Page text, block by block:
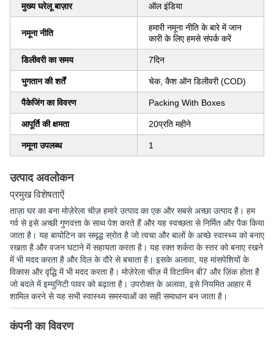
मुख्य घरेलू बाज़ार ऑल इंडिया
नमूना नीति
हमारी नमूना नीति के बारे में जान
कारी के लिए हमसे संपर्क करें
डिलीवरी का समय 7दिन
भुगतान की शर्तें चेक, कैश ऑन डिलीवरी (COD)
पैकेजिंग का विवरण Packing With Boxes
आपूर्ति की क्षमता 20प्रति महीने
नमूना उपलब्ध 1
उत्पाद अवलोकन
प्रमुख विशेषताऐं
ताज़ा घर का बना मोज़ेरेला चीज़ हमारे उत्पाद का एक और सबसे अच्छा उत्पाद है। हम
गर्व से इसे अच्छी गुणवत्ता के साथ पेश करते हैं और यह स्वच्छता से निर्मित और पैक किया
जाता है। यह बायोटिन का समृद्ध स्रोत है जो त्वचा और बालों के अच्छे स्वास्थ्य को बनाए
रखता है और वजन घटाने में सहायता करता है। यह रक्त शर्करा के स्तर को बनाए रखने
में भी मदद करता है और दिल के दौरे से बचाता है। इसके अलावा, यह मांसपेशियों के
विकास और वृद्धि में भी मदद करता है। मोज़ेरेला चीज़ में विटामिन बी7 और ज़िंक होता है
जो बदले में इम्युनिटी पावर को बढ़ाता है। उपरोक्त के अलावा, इसे नियमित आहार में
शामिल करने से यह सभी स्वास्थ्य समस्याओं का सही समाधान बन जाता है।
कंपनी का विवरण